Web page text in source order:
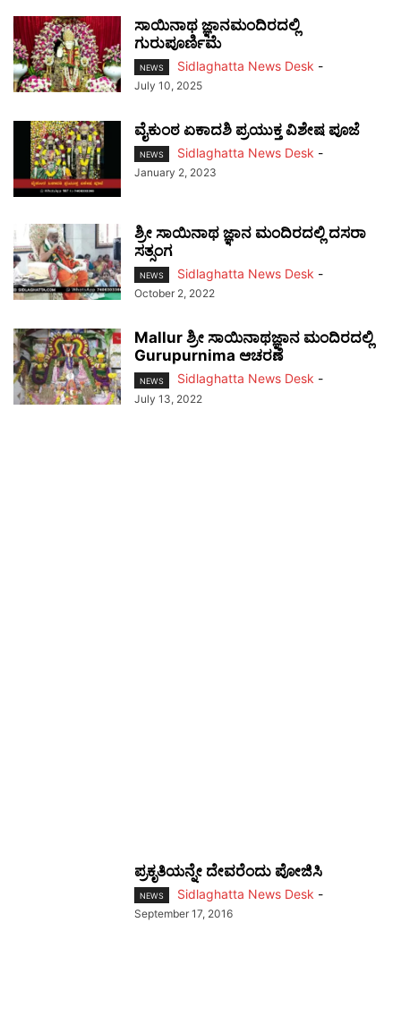
ಸಾಯಿನಾಥ ಜ್ಞಾನಮಂದಿರದಲ್ಲಿ
ಗುರುಪೂರ್ಣಿಮೆ
NEWS Sidlaghatta News Desk -
July 10, 2025
ವೈಕುಂಠ ಏಕಾದಶಿ ಪ್ರಯುಕ್ತ ವಿಶೇಷ ಪೂಜೆ
NEWS Sidlaghatta News Desk -
January 2, 2023
ಶ್ರೀ ಸಾಯಿನಾಥ ಜ್ಞಾನ ಮಂದಿರದಲ್ಲಿ ದಸರಾ
ಸತ್ಸಂಗ
NEWS Sidlaghatta News Desk -
October 2, 2022
Mallur ಶ್ರೀ ಸಾಯಿನಾಥಜ್ಞಾನ ಮಂದಿರದಲ್ಲಿ
Gurupurnima ಆಚರಣೆ
NEWS Sidlaghatta News Desk -
July 13, 2022
ಪ್ರಕೃತಿಯನ್ನೇ ದೇವರೆಂದು ಪೋಜಿಸಿ
NEWS Sidlaghatta News Desk -
September 17, 2016